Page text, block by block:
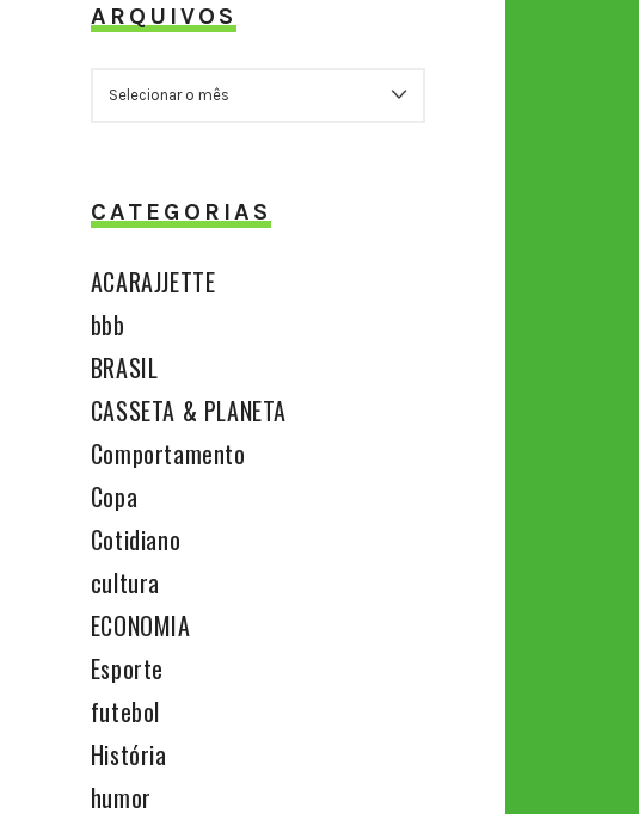
ARQUIVOS
CATEGORIAS
ACARAJJETTE
bbb
BRASIL
CASSETA & PLANETA
Comportamento
Copa
Cotidiano
cultura
ECONOMIA
Esporte
futebol
História
humor